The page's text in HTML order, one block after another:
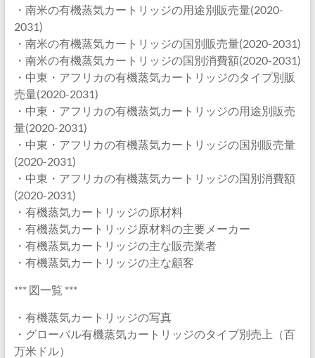
・南米の有機蒸気カートリッジの用途別販売量(2020-
2031)
・南米の有機蒸気カートリッジの国別販売量(2020-2031)
・南米の有機蒸気カートリッジの国別消費額(2020-2031)
・中東・アフリカの有機蒸気カートリッジのタイプ別販
売量(2020-2031)
・中東・アフリカの有機蒸気カートリッジの用途別販売
量(2020-2031)
・中東・アフリカの有機蒸気カートリッジの国別販売量
(2020-2031)
・中東・アフリカの有機蒸気カートリッジの国別消費額
(2020-2031)
・有機蒸気カートリッジの原材料
・有機蒸気カートリッジ原材料の主要メーカー
・有機蒸気カートリッジの主な販売業者
・有機蒸気カートリッジの主な顧客
*** 図一覧 ***
・有機蒸気カートリッジの写真
・グローバル有機蒸気カートリッジのタイプ別売上（百
万米ドル）